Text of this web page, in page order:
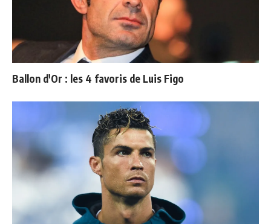
Ballon d'Or : les 4 favoris de Luis Figo